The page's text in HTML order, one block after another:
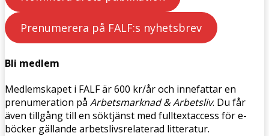
Prenumerera på FALF:s nyhetsbrev
Bli medlem
Medlemskapet i FALF är 600 kr/år och innefattar en
prenumeration på Arbetsmarknad & Arbetsliv. Du får
även tillgång till en söktjänst med fulltextaccess för e-
böcker gällande arbetslivsrelaterad litteratur.